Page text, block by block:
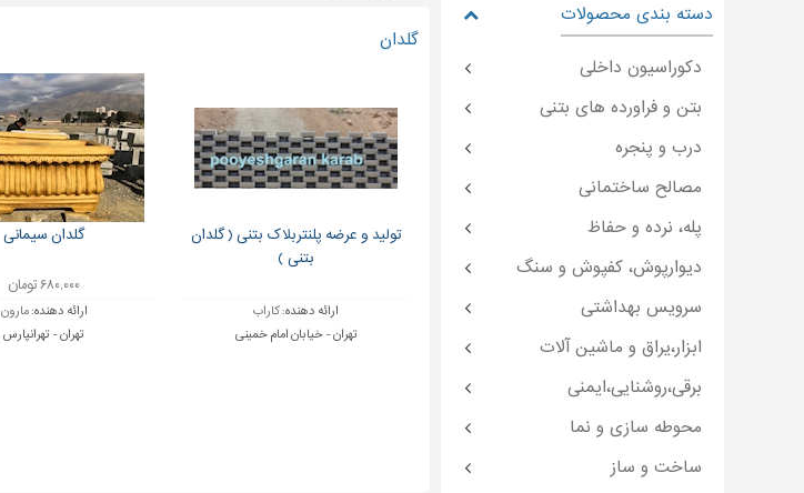
گلدان
تولید و عرضه پلنتربلاک بتنی ( گلدان
بتنی )
ارائه دهنده:کاراب
تهران - خیابان امام خمینی
گلدان سیمانی
۶۸۰,۰۰۰ تومان
ارائه دهنده:مارون
تهران - تهرانپارس
دسته بندی محصولات
دکوراسیون داخلی
بتن و فراورده های بتنی
درب و پنجره
مصالح ساختمانی
پله، نرده و حفاظ
دیوارپوش، کفپوش و سنگ
سرویس بهداشتی
ابزار،یراق و ماشین آلات
برقی،روشنایی،ایمنی
محوطه سازی و نما
ساخت و ساز